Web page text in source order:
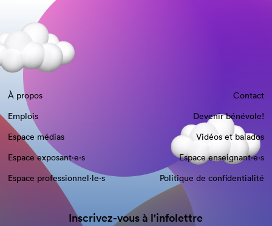
À propos
Contact
Emplois
Devenir bénévole!
Espace médias
Vidéos et balados
Espace exposant·e⋅s
Espace enseignant·e⋅s
Espace professionnel·le⋅s
Politique de confidentialité
Inscrivez-vous à l'infolettre